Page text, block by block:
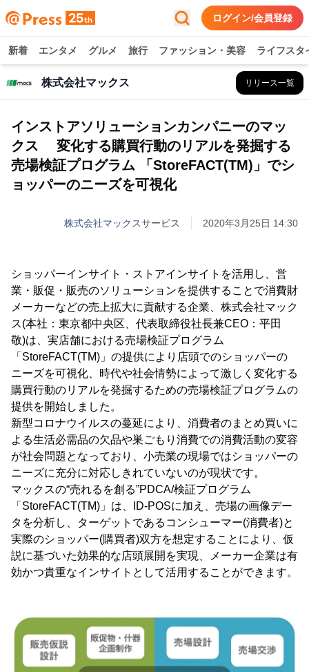
ログイン/会員登録
新着 エンタメ グルメ 旅行 ファッション・美容 ライフスタ
株式会社マックス リリース一覧
インストアソリューションカンパニーのマッ
クス 変化する購買行動のリアルを発掘する
売場検証プログラム 「StoreFACT(TM)」でシ
ョッパーのニーズを可視化
株式会社マックスサービス 2020年3月25日 14:30
ショッパーインサイト・ストアインサイトを活用し、営
業・販促・販売のソリューションを提供することで消費財
メーカーなどの売上拡大に貢献する企業、株式会社マック
ス(本社：東京都中央区、代表取締役社長兼CEO：平田
敬)は、実店舗における売場検証プログラム
「StoreFACT(TM)」の提供により店頭でのショッパーの
ニーズを可視化、時代や社会情勢によって激しく変化する
購買行動のリアルを発掘するための売場検証プログラムの
提供を開始しました。
新型コロナウイルスの蔓延により、消費者のまとめ買いに
よる生活必需品の欠品や巣ごもり消費での消費活動の変容
が社会問題となっており、小売業の現場ではショッパーの
ニーズに充分に対応しきれていないのが現状です。
マックスの“売れるを創る”PDCA/検証プログラム
「StoreFACT(TM)」は、ID-POSに加え、売場の画像デー
タを分析し、ターゲットであるコンシューマー(消費者)と
実際のショッパー(購買者)双方を想定することにより、仮
説に基づいた効果的な店頭展開を実現、メーカー企業は有
効かつ貴重なインサイトとして活用することができます。